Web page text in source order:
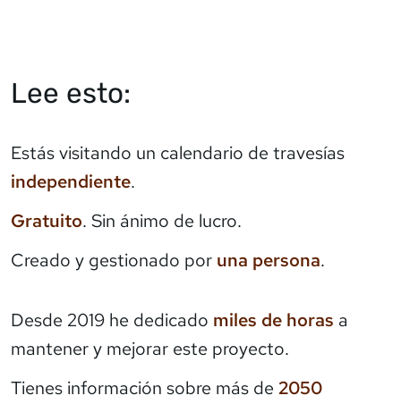
Lee esto:
Estás visitando un calendario de travesías
independiente.
Gratuito. Sin ánimo de lucro.
Creado y gestionado por una persona.
Desde 2019 he dedicado miles de horas a
mantener y mejorar este proyecto.
Tienes información sobre más de 2050